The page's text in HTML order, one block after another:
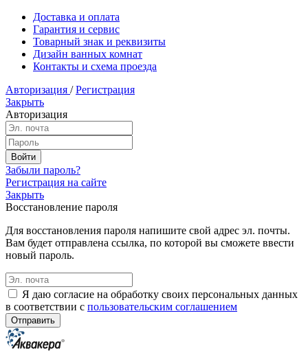
Доставка и оплата
Гарантия и сервис
Товарный знак и реквизиты
Дизайн ванных комнат
Контакты и схема проезда
Авторизация / Регистрация
Закрыть
Авторизация
Забыли пароль?
Регистрация на сайте
Закрыть
Восстановление пароля
Для восстановления пароля напишите свой адрес эл. почты.
Вам будет отправлена ссылка, по которой вы сможете ввести
новый пароль.
Я даю согласие на обработку своих персональных данных
в соответствии с пользовательским соглашением